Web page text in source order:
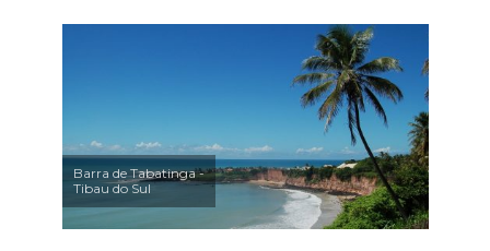
Barra de Tabatinga -
Tibau do Sul